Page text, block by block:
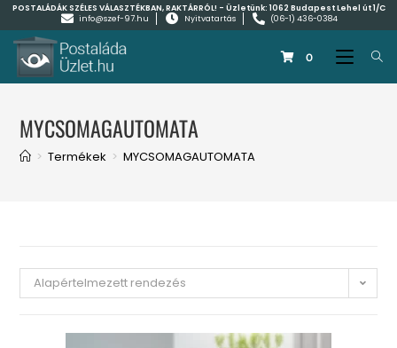
POSTALÁDÁK SZÉLES VÁLASZTÉKBAN, RAKTÁRRÓL! - Üzletünk: 1062 Budapest Lehel út 1/C
info@szef-97.hu
Nyitvatartás (06-1) 436-0384
0
MYCSOMAGAUTOMATA
> Termékek > MYCSOMAGAUTOMATA
Alapértelmezett rendezés